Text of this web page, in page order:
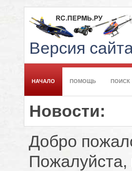
Версия
НАЧАЛО ПОМОЩЬ ПОИСК
Новости:
Добро
Пожалуйста,